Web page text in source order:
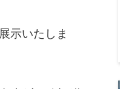
示いたしま